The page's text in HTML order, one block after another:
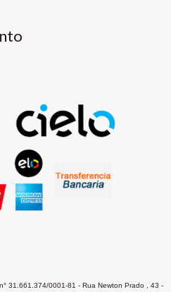
31.661.374/0001-81 - Rua Newton Prado , 43 -